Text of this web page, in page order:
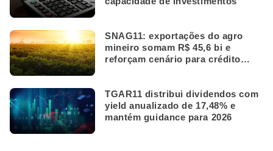
SNAG11: exportações do agro
mineiro somam R$ 45,6 bi e
reforçam cenário para crédito
TGAR11 distribui dividendos com
yield anualizado de 17,48% e
mantém guidance para 2026